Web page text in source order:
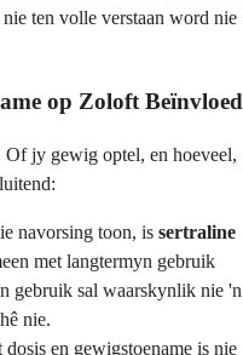
ten volle verstaan word nie
op Zoloft Beïnvloed
jy gewig optel, en hoeveel,
navorsing toon, is sertraline
met langtermyn gebruik
gebruik sal waarskynlik nie 'n
nie.
en gewigstoename is nie